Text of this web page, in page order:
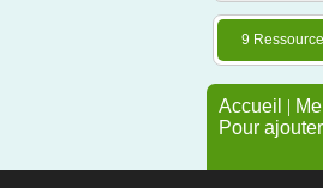
9
Accueil |
Pour